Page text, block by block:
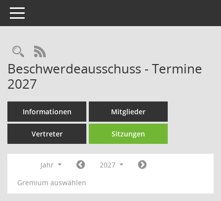
Toggle navigation
Rechercheauswahl
RSS-Feed
Beschwerdeausschuss - Termine
2027
Informationen Mitglieder
Vertreter Sitzungen
Jahr
2027
Gremium auswählen